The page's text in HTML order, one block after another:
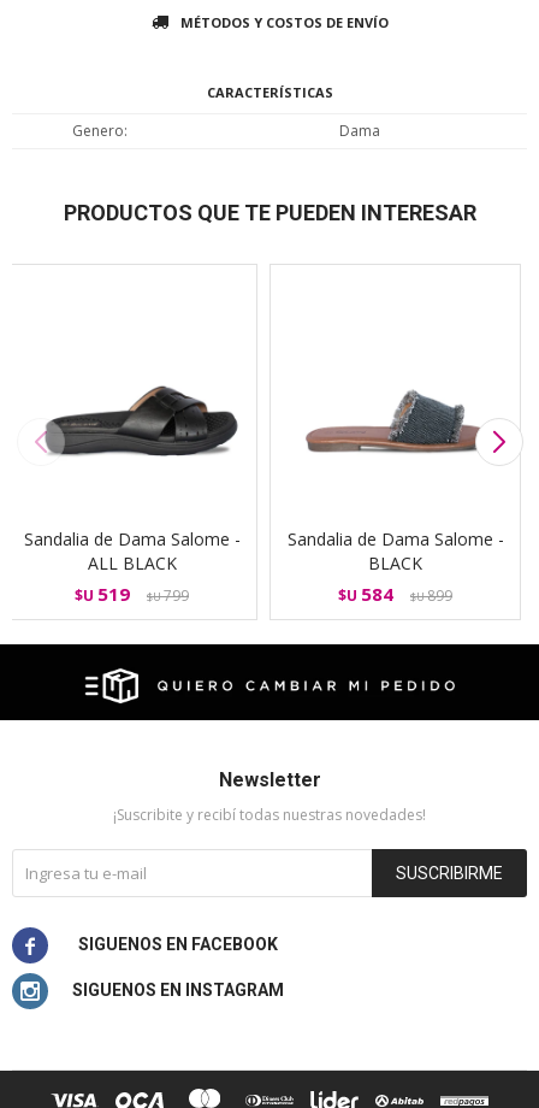
MÉTODOS Y COSTOS DE ENVÍO
CARACTERÍSTICAS
Genero Dama
PRODUCTOS QUE TE PUEDEN INTERESAR
Sandalia de Dama Salome -
ALL BLACK
$U 519 $U799
Sandalia de Dama Salome -
BLACK
$U 584 $U899
Newsletter
¡Suscribite y recibí todas nuestras novedades!
SUSCRIBIRME

